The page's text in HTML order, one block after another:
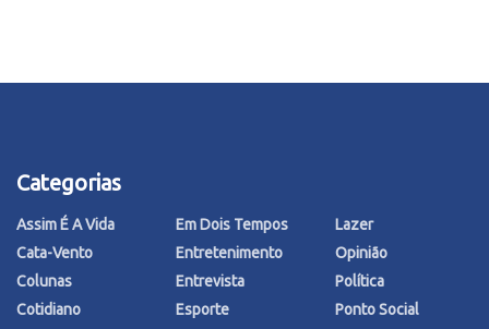
Categorias
Assim É A Vida
Cata-Vento
Colunas
Cotidiano
Em Dois Tempos
Entretenimento
Entrevista
Esporte
Lazer
Opinião
Política
Ponto Social